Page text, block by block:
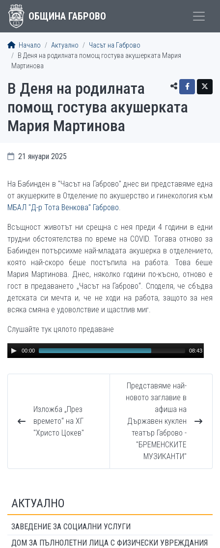
ОБЩИНА ГАБРОВО
Начало Актуално
Часът на Габрово
В Деня на родилната помощ гостува акушерката Мария
Мартинова
В Деня на родилната
помощ гостува акушерката
Мария Мартинова
21 януари 2025
На Бабинден в "Часът на Габрово" днес ви представяме една
от акушерките в Отделение по акушерство и гинекология към
МБАЛ "Д-р Тота Венкова" Габрово.
Всъщност животът ни срещна с нея преди 4 години в едни
трудни обстоятелства по време на COVID. Тогава отново за
Бабинден потърсихме най-младата акушерка в отделението,
която най-скоро беше постъпила на работа. Това беше
Мария Мартинова. Днес, няколко години по-късно, отново е
гост в предаването „Часът на Габрово“. Споделя, че сбъдва
детската си мечта и, че не ходи на работа, защото за нея
всяка смяна е удоволствие и щастлив миг.
Слушайте тук цялото предаване
Audio
Player
00:00 08:43
Изложба „През
времето“ на ХГ
"Христо Цокев"
Представяме най-
новото заглавие в
афиша на
Държавен куклен
театър Габрово -
"БРЕМЕНСКИТЕ
МУЗИКАНТИ"
АКТУАЛНО
ЗАВЕДЕНИЕ ЗА СОЦИАЛНИ УСЛУГИ
ДОМ ЗА ПЪЛНОЛЕТНИ ЛИЦА С ФИЗИЧЕСКИ УВРЕЖДАНИЯ